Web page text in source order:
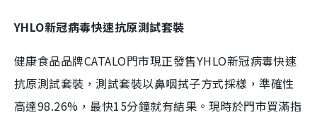
YHLO新冠病毒快速抗原測試套裝
健康食品品牌CATALO門市現正發售YHLO新冠病毒快速
抗原測試套裝，測試套裝以鼻咽拭子方式採樣，準確性
高達98.26%，最快15分鐘就有結果。現時於門市買滿指